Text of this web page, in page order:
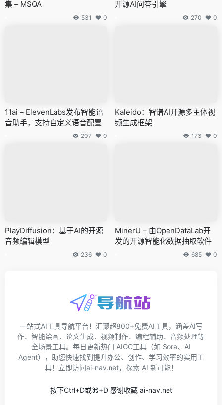
集 – MSQA
531 0
开源AI问答引擎
270 0
11ai – ElevenLabs发布智能语
音助手，支持自定义语音配置
207 0
Kaleido：智谱AI开源多主体视
频生成框架
173 0
PlayDiffusion：基于AI的开源
音频编辑模型
236 0
MinerU – 由OpenDataLab开
发的开源智能化数据抽取软件
685 0
一站式AI工具导航平台！汇聚超800+免费AI工具，涵盖AI写
作、智能绘画、论文生成、视频制作、编程辅助、音频处理等
全场景工具。每日更新热门 AIGC工具（如 Sora、AI
Agent），助您快速找到提升办公、创作、学习效率的实用工
具！立即访问ai-nav.net，探索 AI 新可能！
按下Ctrl+D或⌘+D 感谢收藏 ai-nav.net